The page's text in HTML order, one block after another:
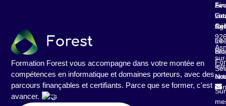
Formation Forest vous accompagne dans votre montée en
compétences en informatique et domaines porteurs, avec des
parcours finançables et certifiants. Parce que se former, c'est
avancer.
Le
Le